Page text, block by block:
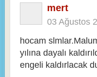
mert
03 Ağustos
hocam
yılına dayalı
engeli kaldırlacak